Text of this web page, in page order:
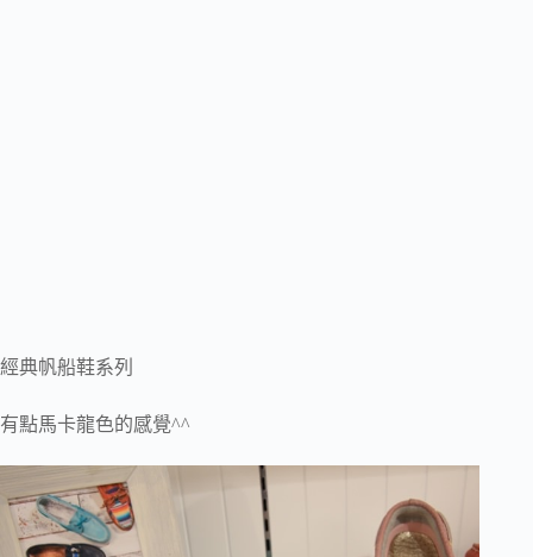
經典帆船鞋系列
有點馬卡龍色的感覺^^